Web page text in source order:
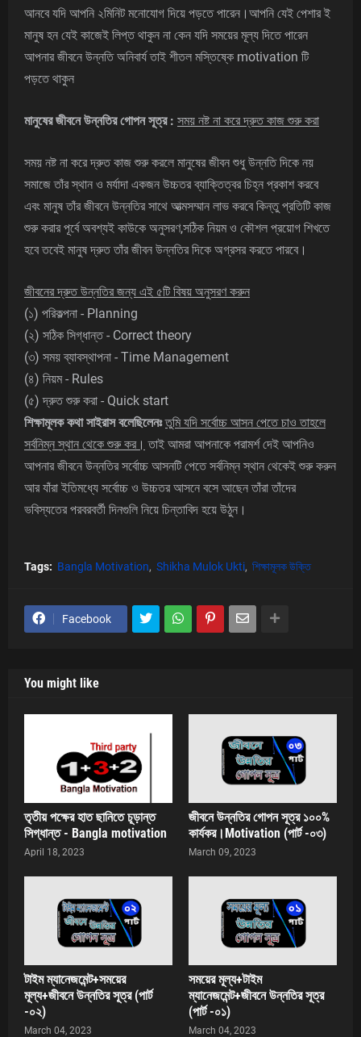
আনবে যদি আপনি ২মিনিট মনোযোগ দিয়ে পড়তে পারেন।আপনি যেই পেশার ই
মানুষ হন যেই কাজেই লিপ্ত থাকুন না কেন যদি সময়ের মূল্য দিতে পারেন
আপনার জীবনে উন্নতি অনিবার্য তাই শীতল মস্তিষ্কে motivation টি
পড়তে থাকুন
মানুষের জীবনে উন্নতির গোপন সূত্র : সময় নষ্ট না করে দ্রুত কাজ শুরু করা
সময় নষ্ট না করে দ্রুত কাজ শুরু করলে মানুষের জীবন শুধু উন্নতি দিকে নয়
সমাজে তাঁর স্থান ও মর্যাদা একজন উচ্চতর ব্যাক্তিত্বর চিহ্ন প্রকাশ করবে
এবং মানুষ তাঁর জীবনে উন্নতির সাথে আত্মসম্মান লাভ করবে কিন্তু প্রতিটি কাজ
শুরু করার পূর্বে অবশ্যই কাউকে অনুসরণ,সঠিক নিয়ম ও কৌশল প্রয়োগ শিখতে
হবে তবেই মানুষ দ্রুত তাঁর জীবন উন্নতির দিকে অগ্রসর করতে পারবে।
জীবনের দ্রুত উন্নতির জন্য এই ৫টি বিষয় অনুসরণ করুন
(১) পরিকল্পনা - Planning
(২) সঠিক সিগ্ধান্ত - Correct theory
(৩) সময় ব্যাবস্থাপনা - Time Management
(৪) নিয়ম - Rules
(৫) দ্রুত শুরু করা - Quick start
শিক্ষামূলক কথা সাইরাস বলেছিলেনঃ তুমি যদি সর্বোচ্চ আসন পেতে চাও তাহলে
সর্বনিম্ন স্থান থেকে শুরু কর। তাই আমরা আপনাকে পরামর্শ দেই আপনিও
আপনার জীবনে উন্নতির সর্বোচ্চ আসনটি পেতে সর্বনিম্ন স্থান থেকেই শুরু করুন
আর যাঁরা ইতিমধ্যে সর্বোচ্চ ও উচ্চতর আসনে বসে আছেন তাঁরা তাঁদের
ভবিস্যতের পরবরবর্তী দিনগুলি নিয়ে চিন্তাবিদ হয়ে উঠুন।
Tags: Bangla Motivation Shikha Mulok Ukti শিক্ষামূলক উক্তি
Facebook
You might like
তৃতীয় পক্ষের হাত ছানিতে চূড়ান্ত
সিগ্ধান্ত - Bangla motivation
April 18, 2023
জীবনে উন্নতির গোপন সূত্র ১০০%
কার্যকর।Motivation (পার্ট -০৩)
March 09, 2023
টাইম ম্যানেজমেন্ট+সময়ের
মূল্য+জীবনে উন্নতির সূত্র (পার্ট
-০২)
March 04, 2023
সময়ের মূল্য+টাইম
ম্যানেজমেন্ট+জীবনে উন্নতির সূত্র
(পার্ট -০১)
March 04, 2023